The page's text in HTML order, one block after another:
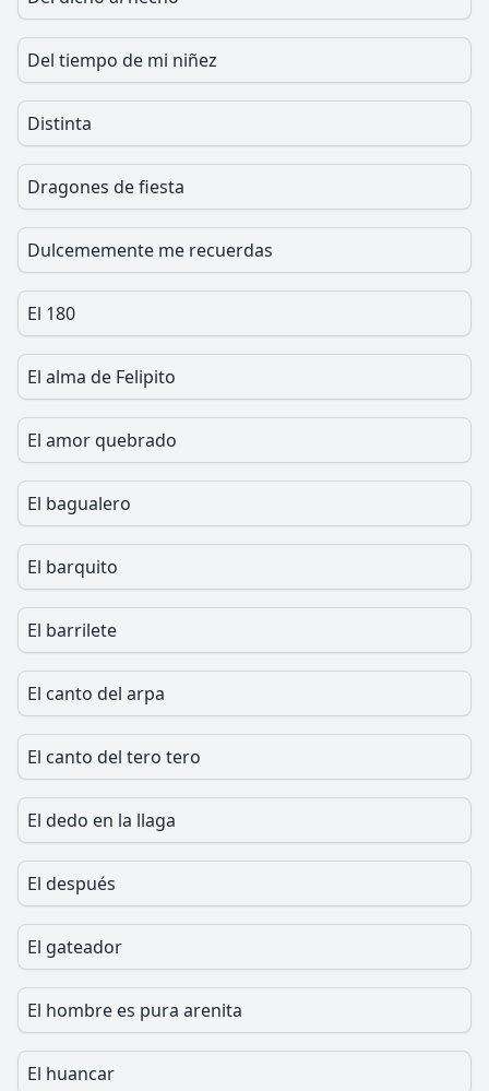
Del tiempo de mi niñez
Distinta
Dragones de fiesta
Dulcememente me recuerdas
El 180
El alma de Felipito
El amor quebrado
El bagualero
El barquito
El barrilete
El canto del arpa
El canto del tero tero
El dedo en la llaga
El después
El gateador
El hombre es pura arenita
El huancar